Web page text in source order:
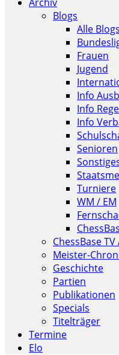
Blogs
Alle Blogs
Frauen
Jugend
Info
Info
Info
Senioren
Turniere
WM / EM
ChessBase
Meister-
Geschichte
Partien
Publikationen
Specials
Titelträger
Termine
Elo